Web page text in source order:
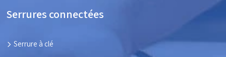
Serrures connectées
Serrure à clé